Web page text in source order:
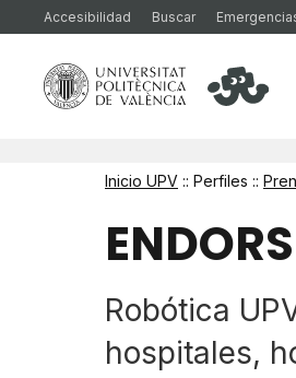
Accesibilidad Buscar
Inicio UPV :: Perfiles ::
Robótica
hospitales,